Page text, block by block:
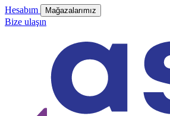
Hesabım Mağazalarımız
Bize ulaşın